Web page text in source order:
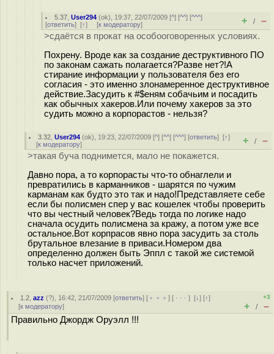
5.37 ,User294 (ok), 19:37, 22/07/2009 [^] [^^] [^^^]
[ответить] [↑] [к модератору] + / –
>сдаётся в прокат на особооговоренных условиях.
Похрену. Вроде как за создание деструктивного ПО
по законам сажать полагается?Разве нет?!А
стирание информации у пользователя без его
согласия - это именно злонамеренное деструктивное
действие.Засудить к #$еням собачьим и посадить
как обычных хакеров.Или почему хакеров за это
судить можно а корпорастов - нельзя?
3.32 ,User294 (ok), 19:23, 22/07/2009 [^] [^^] [^^^] [ответить][↑]
[к модератору] + / –
>такая буча поднимется, мало не покажется.
Давно пора, а то корпорасты что-то обнаглели и
превратились в карманников - шарятся по чужим
карманам как будто это так и надо!Представляете себе
если бы полисмен спер у вас кошелек чтобы проверить
что вы честный человек?Ведь тогда по логике надо
сначала осудить полисмена за кражу, а потом уже все
остальное.Вот корпрасов явно пора засудить за столь
брутальное влезание в приваси.Номером два
определенно должен быть Эппл с такой же системой
только насчет приложений.
1.2 ,azz (?), 16:42, 21/07/2009 [ответить] [ ﹢﹢﹢] [ · · ·][↓] [↑]
[к модератору]
+3
+ / –
Правильно Джордж Оруэлл !!!